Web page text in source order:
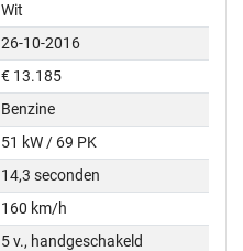
Wit
26-10-2016
€ 13.185
Benzine
51 kW / 69 PK
14,3 seconden
160 km/h
5 v., handgeschakeld